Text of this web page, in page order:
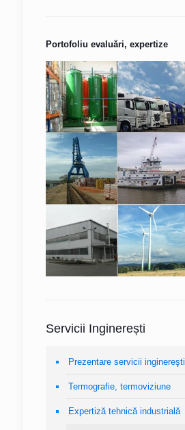
Portofoliu evaluări, expertize
Servicii Inginerești
Prezentare servicii inginereşti
Termografie, termoviziune
Expertiză tehnică industrială